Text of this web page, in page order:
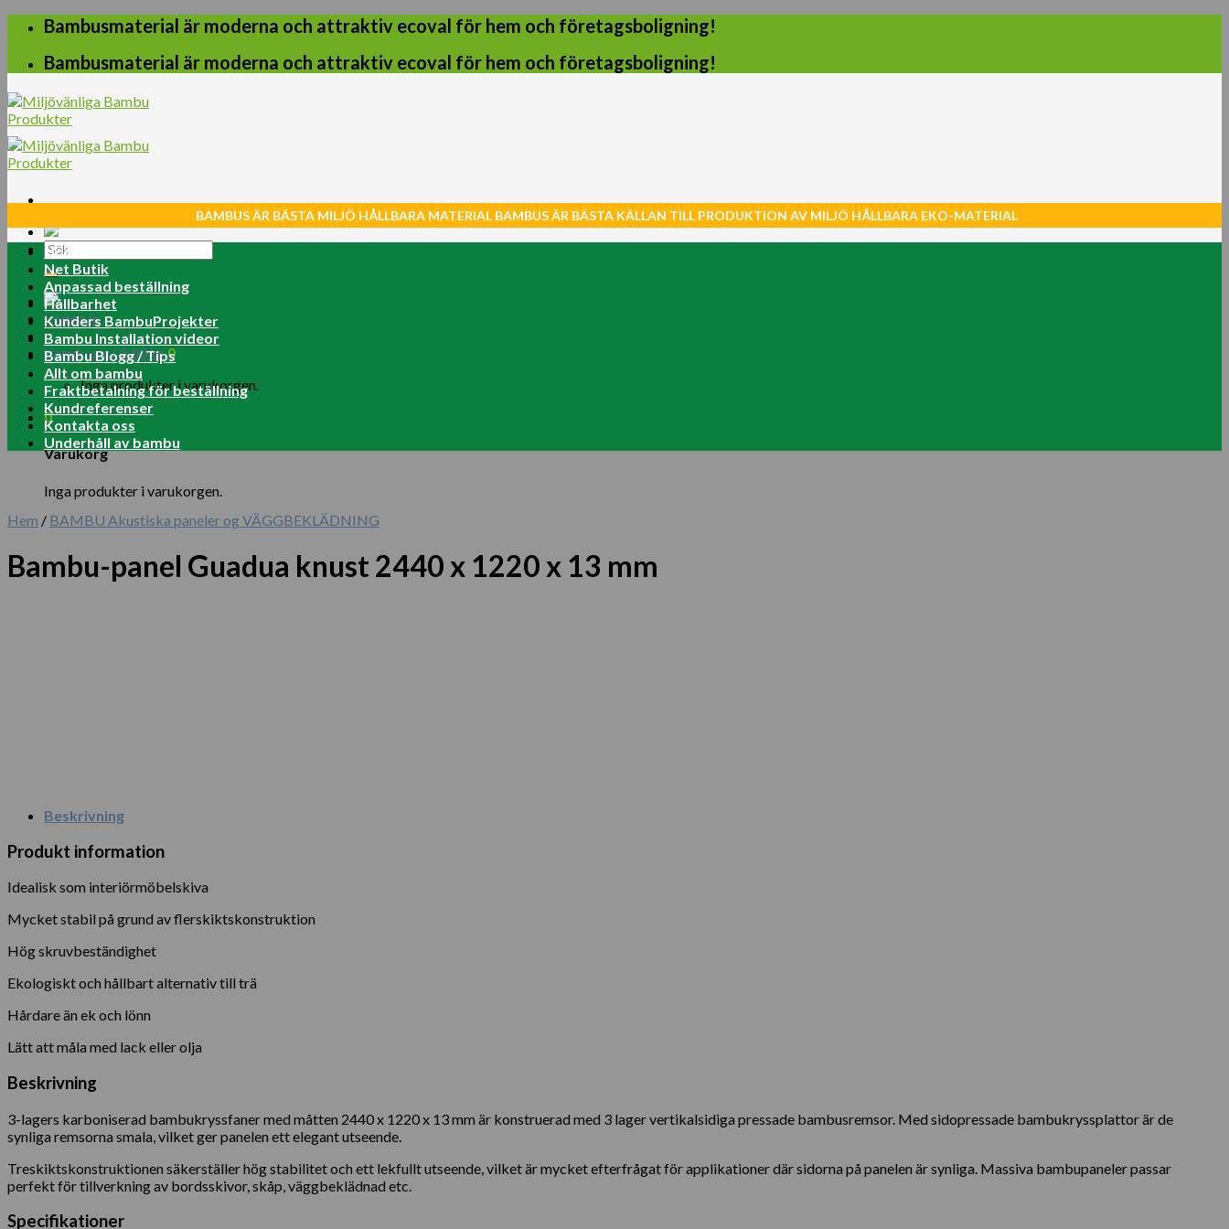
Skip
content
Bambusmaterial är moderna och attraktiv ecoval för hem och företagsboligning!
Bambusmaterial är moderna och attraktiv ecoval för hem och företagsboligning!
Sök
efter:
Logga in
Varukorg /0.00kr 0
Inga produkter i varukorgen.
0
Varukorg
Inga produkter i varukorgen.
BAMBUS ÄR BÄSTA MILJÖ HÅLLBARA MATERIAL BAMBUS ÄR BÄSTA KÄLLAN TILL PRODUKTION AV MILJÖ HÅLLBARA EKO-MATERIAL
Home
Net Butik
Anpassad beställning
Hållbarhet
Kunders BambuProjekter
Bambu Installation videor
Bambu Blogg / Tips
Allt om bambu
Fraktbetalning för beställning
Kundreferenser
Kontakta oss
Underhåll av bambu
Hem / BAMBU Akustiska paneler og VÄGGBEKLÄDNING
Bambu-panel Guadua knust 2440 x 1220 x 13 mm
Beskrivning
Produkt information
Idealisk som interiörmöbelskiva
Mycket stabil på grund av flerskiktskonstruktion
Hög skruvbeständighet
Ekologiskt och hållbart alternativ till trä
Hårdare än ek och lönn
Lätt att måla med lack eller olja
Beskrivning
3-lagers karboniserad bambukryssfaner med måtten 2440 x 1220 x 13 mm är konstruerad med 3 lager vertikalsidiga pressade bambusremsor. Med sidopressade bambukryssplattor är de
synliga remsorna smala, vilket ger panelen ett elegant utseende.
Treskiktskonstruktionen säkerställer hög stabilitet och ett lekfullt utseende, vilket är mycket efterfrågat för applikationer där sidorna på panelen är synliga. Massiva bambupaneler passar
perfekt för tillverkning av bordsskivor, skåp, väggbeklädnad etc.
Specifikationer